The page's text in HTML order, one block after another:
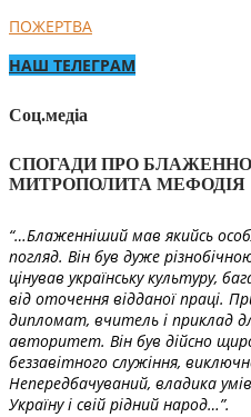
ПОЖЕРТВА
НАШ ТЕЛЕГРАМ
Соц.медіа
СПОГАДИ ПРО
МИТРОПОЛИТА МЕФОДІЯ
“…Блаженніший мав якийсь
погляд. Він був дуже
цінував українську культуру,
від оточення відданої праці.
дипломат, вчитель і приклад
авторитет. Він був дійсно
беззавітного служіння,
Непередбачуваний, владика
Україну і свій рідний народ…”.